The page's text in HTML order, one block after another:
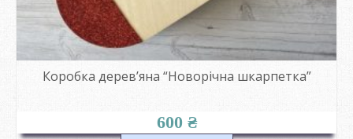
Коробка дерев’яна “Новорічна шкарпетка”
600 ₴